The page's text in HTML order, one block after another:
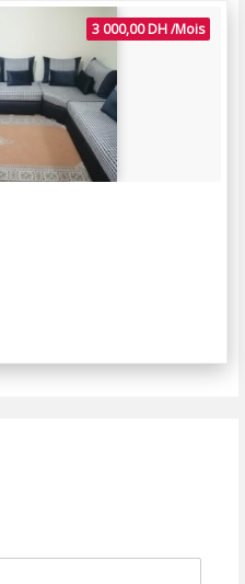
3 000,00 DH /Mois